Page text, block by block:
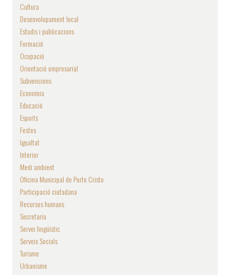
Cultura
Desenvolupament local
Estudis i publicacions
Formació
Ocupació
Orientació empresarial
Subvencions
Economia
Educació
Esports
Festes
Igualtat
Interior
Medi ambient
Oficina Municipal de Porto Cristo
Participació ciutadana
Recursos humans
Secretaria
Servei lingüístic
Serveis Socials
Turisme
Urbanisme